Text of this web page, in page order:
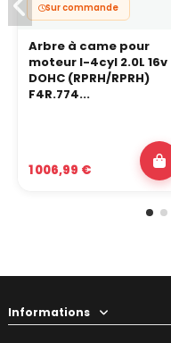
Sur commande
Arbre à came pour
moteur I-4cyl 2.0L 16v
DOHC (RPRH/RPRH)
F4R.774...
1 006,99 €
Informations